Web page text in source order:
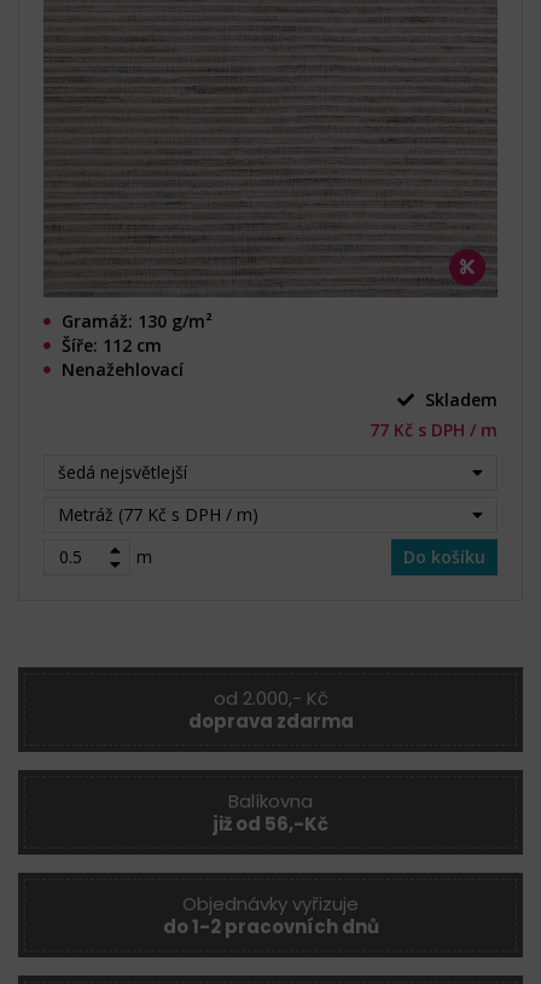
Gramáž: 130 g/m²
Šíře: 112 cm
Nenažehlovací
Skladem
77 Kč s DPH / m
šedá nejsvětlejší
Metráž (77 Kč s DPH / m)
m
Do košíku
od 2.000,- Kč
doprava zdarma
Balíkovna
již od 56,-Kč
Objednávky vyřizuje
do 1-2 pracovních dnů